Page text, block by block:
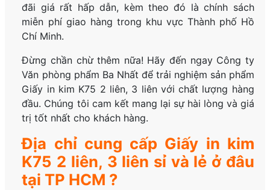
đãi giá rất hấp dẫn, kèm theo đó là chính sách
miễn phí giao hàng trong khu vực Thành phố Hồ
Chí Minh.
Đừng chần chừ thêm nữa! Hãy đến ngay Công ty
Văn phòng phẩm Ba Nhất để trải nghiệm sản phẩm
Giấy in kim K75 2 liên, 3 liên với chất lượng hàng
đầu. Chúng tôi cam kết mang lại sự hài lòng và giá
trị tốt nhất cho khách hàng.
Địa chỉ cung cấp Giấy in kim
K75 2 liên, 3 liên sỉ và lẻ ở đâu
tại TP HCM ?